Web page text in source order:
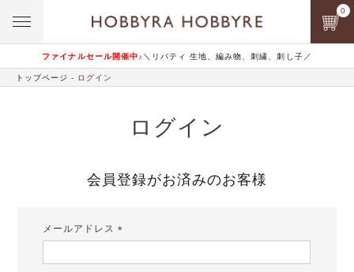
ファイナルセール開催中♪ ＼リバティ 生地、編み物、刺繍、刺し子／
0
トップページ ログイン
ログイン
会員登録がお済みのお客様
メールアドレス